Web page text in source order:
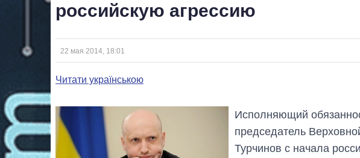
российскую агрессию
22 мая 2014, 18:01
Читати українською
Исполняющий
председатель
Турчинов с начала